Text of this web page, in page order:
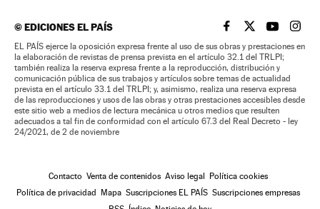
©EDICIONES EL PAÍS EL PAÍS BRASIL EN
EL PAÍSEL PAÍS
EL
EL PAÍS ejerce la oposición expresa frente al uso de sus obras y prestaciones en
la elaboración de revistas de prensa prevista en el artículo 32.1 del TRLPI;
también realiza la reserva expresa frente a la reproducción, distribución y
comunicación pública de sus trabajos y artículos sobre temas de actualidad
prevista en el artículo 33.1 del TRLPI; y, asimismo, realiza una reserva expresa
de las reproducciones y usos de las obras y otras prestaciones accesibles desde
este sitio web a medios de lectura mecánica u otros medios que resulten
adecuados a tal fin de conformidad con el artículo 67.3 del Real Decreto - ley
24/2021, de 2 de noviembre
Contacto Venta de contenidos Aviso legal
Política cookies
Política de privacidad
Mapa Suscripciones EL PAÍS Suscripciones empresas